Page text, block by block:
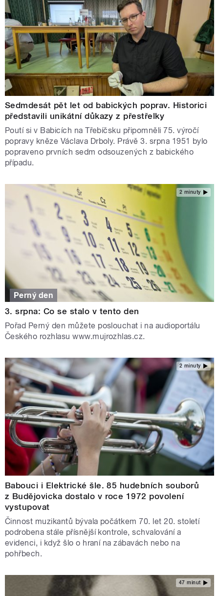
Sedmdesát pět let od babických poprav. Historici
představili unikátní důkazy z přestřelky
Poutí si v Babicích na Třebíčsku připomněli 75. výročí
popravy kněze Václava Drboly. Právě 3. srpna 1951 bylo
popraveno prvních sedm odsouzených z babického
případu.
2 minuty
Perný den
3. srpna: Co se stalo v tento den
Pořad Perný den můžete poslouchat i na audioportálu
Českého rozhlasu www.mujrozhlas.cz.
2 minuty
Babouci i Elektrické šle. 85 hudebních souborů
z Budějovicka dostalo v roce 1972 povolení
vystupovat
Činnost muzikantů bývala počátkem 70. let 20. století
podrobena stále přísnější kontrole, schvalování a
evidenci, i když šlo o hraní na zábavách nebo na
pohřbech.
47 minut